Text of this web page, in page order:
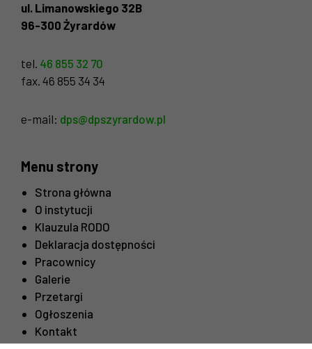
ul. Limanowskiego 32B
96-300 Żyrardów
tel. 46 855 32 70
fax. 46 855 34 34
e-mail: dps@dpszyrardow.pl
Menu strony
Strona główna
O instytucji
Klauzula RODO
Deklaracja dostępności
Pracownicy
Galerie
Przetargi
Ogłoszenia
Kontakt